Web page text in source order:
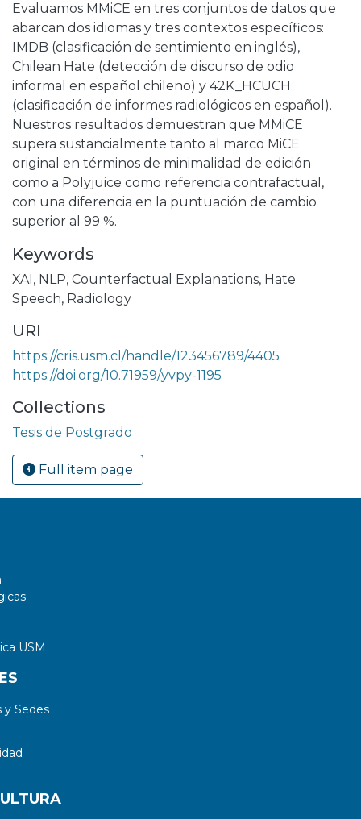
Evaluamos MMiCE en tres conjuntos de datos que
abarcan dos idiomas y tres contextos específicos:
IMDB (clasificación de sentimiento en inglés),
Chilean Hate (detección de discurso de odio
informal en español chileno) y 42K_HCUCH
(clasificación de informes radiológicos en español).
Nuestros resultados demuestran que MMiCE
supera sustancialmente tanto al marco MiCE
original en términos de minimalidad de edición
como a Polyjuice como referencia contrafactual,
con una diferencia en la puntuación de cambio
superior al 99 %.
Keywords
XAI, NLP, Counterfactual Explanations, Hate
Speech, Radiology
URI
https://cris.usm.cl/handle/123456789/4405
https://doi.org/10.71959/yvpy-1195
Collections
Tesis de Postgrado
Full item page
USM
Sedes